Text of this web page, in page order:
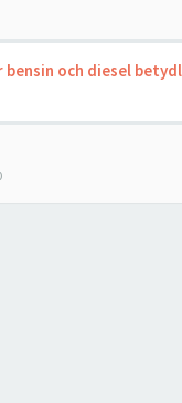
bensin och diesel